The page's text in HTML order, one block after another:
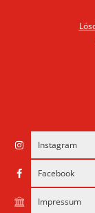
Instagram
Facebook
Impressum